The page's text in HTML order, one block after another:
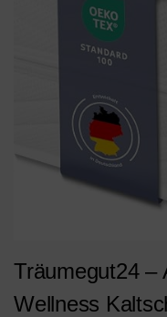
Träumegut24 –
Wellness